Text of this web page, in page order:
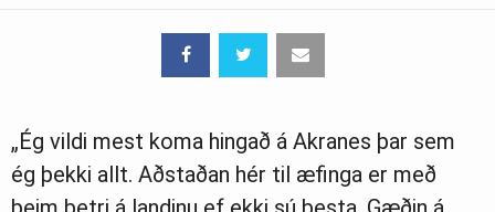
Greinasafn
„Ég vildi mest koma hingað á Akranes þar sem
ég þekki allt. Aðstaðan hér til æfinga er með